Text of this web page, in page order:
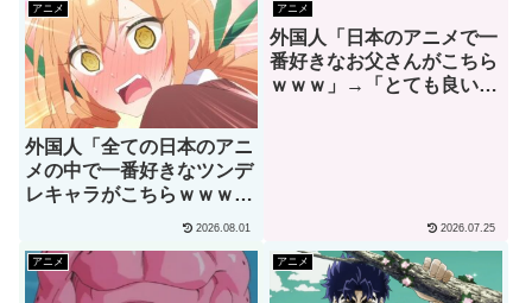
アニメ
外国人「全ての日本のアニ
メの中で一番好きなツンデ
レキャラがこちらｗｗｗ」
2026.08.01
アニメ
外国人「日本のアニメで一
番好きなお父さんがこちら
ｗｗｗ」→「とても良い人
2026.07.25
アニメ アニメ